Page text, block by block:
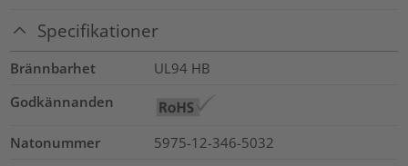
Specifikationer
Brännbarhet
UL94 HB
Godkännanden
Natonummer
5975-12-346-5032